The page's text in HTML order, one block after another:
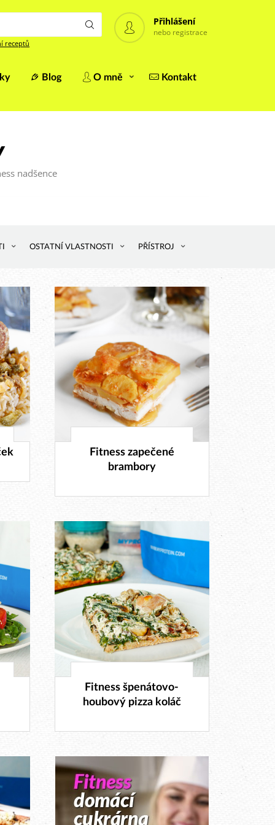
receptů
Přihlášení
nebo registrace
Blog O mně Kontakt
nadšence
OSTATNÍ VLASTNOSTI PŘÍSTROJ
28. 12. 2017
Fitness zapečené
brambory
18. 10. 2017
Fitness špenátovo-
houbový pizza koláč